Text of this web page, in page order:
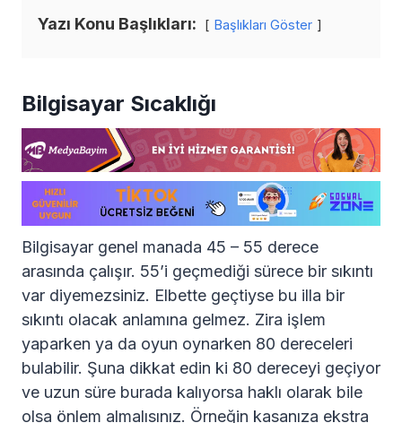
Yazı Konu Başlıkları: Başlıkları Göster
Bilgisayar Sıcaklığı
Bilgisayar genel manada 45 – 55 derece
arasında çalışır. 55’i geçmediği sürece bir sıkıntı
var diyemezsiniz. Elbette geçtiyse bu illa bir
sıkıntı olacak anlamına gelmez. Zira işlem
yaparken ya da oyun oynarken 80 dereceleri
bulabilir. Şuna dikkat edin ki 80 dereceyi geçiyor
ve uzun süre burada kalıyorsa haklı olarak bile
olsa önlem almalısınız. Örneğin kasanıza ekstra